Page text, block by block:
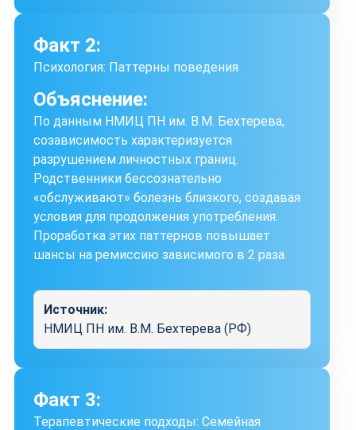
Факт 2:
Психология: Паттерны поведения
Объяснение:
По данным НМИЦ ПН им. В.М. Бехтерева,
созависимость характеризуется
разрушением личностных границ.
Родственники бессознательно
«обслуживают» болезнь близкого, создавая
условия для продолжения употребления.
Проработка этих паттернов повышает
шансы на ремиссию зависимого в 2 раза.
Источник:
НМИЦ ПН им. В.М. Бехтерева (РФ)
Факт 3:
Терапевтические подходы: Семейная